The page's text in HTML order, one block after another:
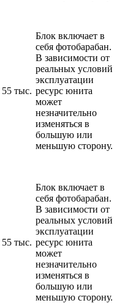
55 тыc.
Блок включает в
себя фотобарабан.
В зависимости от
реальных условий
эксплуатации
ресурс юнита
может
незначительно
изменяться в
большую или
меньшую сторону.
55 тыc.
Блок включает в
себя фотобарабан.
В зависимости от
реальных условий
эксплуатации
ресурс юнита
может
незначительно
изменяться в
большую или
меньшую сторону.